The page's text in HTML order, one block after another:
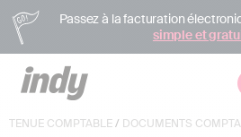
Passez à la facturation
simple et
TENUE COMPTABLE/ DOCUMENTS